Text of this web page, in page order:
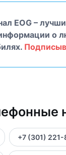
EOG –
о
+7 (301)